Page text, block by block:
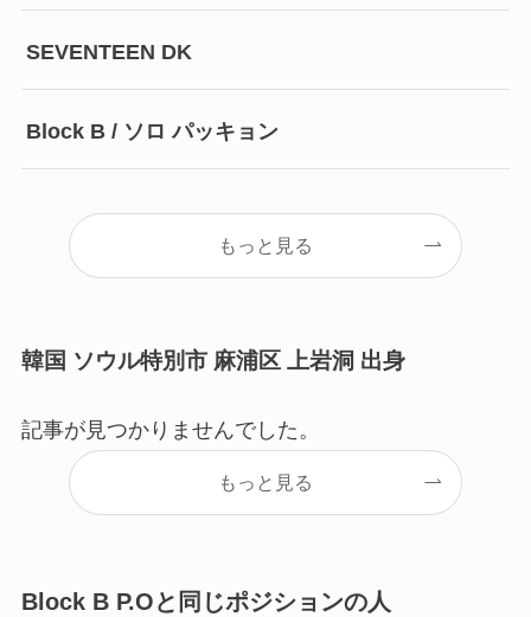
SEVENTEEN DK
Block B / ソロ パッキョン
もっと見る
韓国 ソウル特別市 麻浦区 上岩洞 出身
記事が見つかりませんでした。
もっと見る
Block B P.Oと同じポジションの人